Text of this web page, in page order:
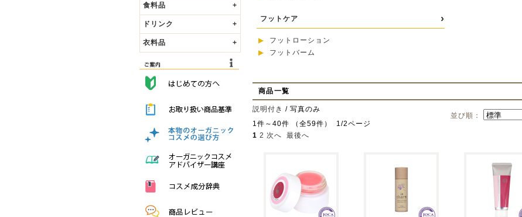
食料品 +
ドリンク +
衣料品 +
フットケア
フットローション
フットバーム
商品一覧
並び順：
説明付き / 写真のみ
1件～40件 （全59件） 1/2ページ
1 2 次へ 最後へ